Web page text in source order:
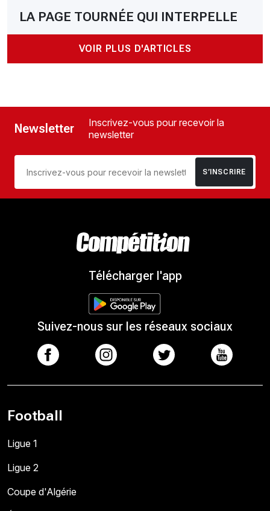
LA PAGE TOURNÉE QUI INTERPELLE
VOIR PLUS D'ARTICLES
Newsletter
Inscrivez-vous pour recevoir la
newsletter
S’INSCRIRE
Télécharger l'app
Suivez-nous sur les réseaux sociaux
Football
Ligue 1
Ligue 2
Coupe d'Algérie